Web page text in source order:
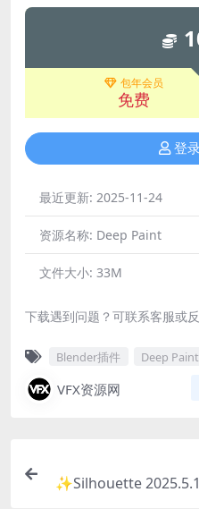
包年会员
免费
登
最近更新: 2025-11-24
资源名称: Deep Paint
文件大小: 33M
下载遇到问题？可联系客服或
Blender插件 Deep Paint
VFX资源网
✨Silhouette